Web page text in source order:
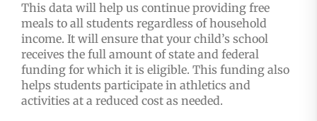
This data will help us continue providing free
meals to all students regardless of household
income. It will ensure that your child’s school
receives the full amount of state and federal
funding for which it is eligible. This funding also
helps students participate in athletics and
activities at a reduced cost as needed.